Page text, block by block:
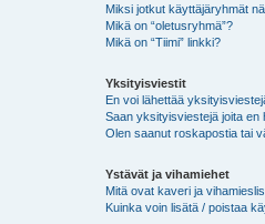
Miksi jotkut käyttäjäryhmät
Mikä on “oletusryhmä”?
Mikä on “Tiimi” linkki?
Yksityisviestit
En voi lähettää
Saan yksityisviestejä joita en
Olen saanut roskapostia tai
Ystävät ja vihamiehet
Mitä ovat kaveri ja
Kuinka voin lisätä / poistaa